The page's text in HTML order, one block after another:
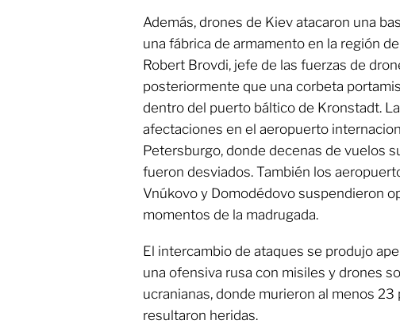
Además, drones de Kiev atacaron una
una fábrica de armamento en la región
Robert Brovdi, jefe de las fuerzas de
posteriormente que una corbeta
dentro del puerto báltico de Kronstadt.
afectaciones en el aeropuerto
Petersburgo, donde decenas de vuelos
fueron desviados. También los
Vnúkovo y Domodédovo suspendieron
momentos de la madrugada.
El intercambio de ataques se produjo
una ofensiva rusa con misiles y drones
ucranianas, donde murieron al menos
resultaron heridas.